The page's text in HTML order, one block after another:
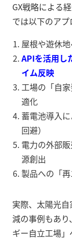
GX戦略による
では以下のアプ
屋根や遊休
APIを活用し
イム反映
工場の「自
適化
蓄電池導入
回避）
電力の外部
源創出
製品への「
実際、太陽光
減の事例もあ
ギー自立工場